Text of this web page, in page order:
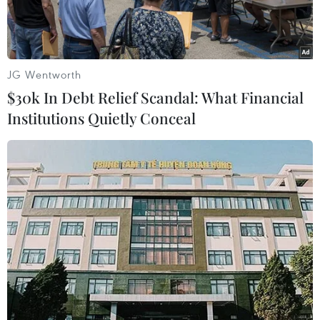
Thu hoạch khoai mỡ trên cánh đồng Thạnh Mỹ, Tân Phước.
(Ảnh: Minh Trí/TTXVN)
Trong vụ Đông Xuân 2022-2023, nông dân
huyện Tân Phước nằm trong vùng Đồng Tháp
JG Wentworth
$30k In Debt Relief Scandal: What Financial
Institutions Quietly Conceal